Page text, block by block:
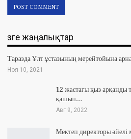
Өзге жаңалықтар
Таразда Ұлт ұстазының мерейтойына
Ноя 10, 2021
12 жастағы қыз арқанды
қашып…
Авг 9, 2022
Мектеп директоры